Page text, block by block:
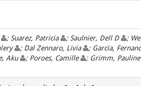
; Suarez, Patricia ; Saulnier, Dell D ;
; Dal Zennaro, Livia ; Garcia,
Aku ; Poroes, Camille ; Grimm, Pauline